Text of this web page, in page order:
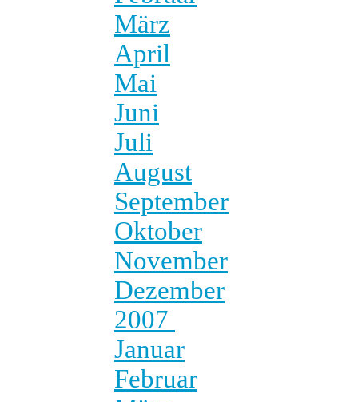
März
April
Mai
Juni
Juli
August
September
Oktober
November
Dezember
2007
Januar
Februar